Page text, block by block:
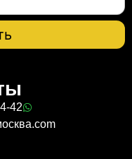
42